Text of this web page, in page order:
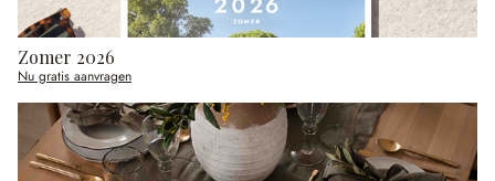
Zomer 2026
Nu gratis aanvragen